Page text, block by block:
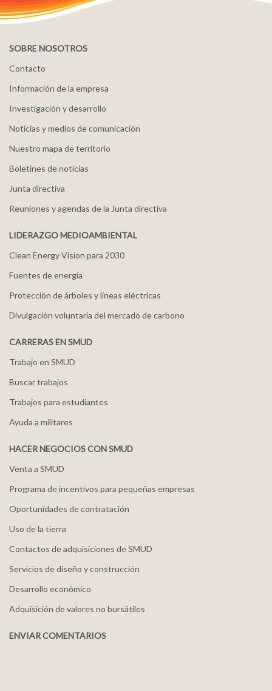
SOBRE NOSOTROS
Contacto
Información de la empresa
Investigación y desarrollo
Noticias y medios de comunicación
Nuestro mapa de territorio
Boletines de noticias
Junta directiva
Reuniones y agendas de la Junta directiva
LIDERAZGO MEDIOAMBIENTAL
Clean Energy Vision para 2030
Fuentes de energía
Protección de árboles y líneas eléctricas
Divulgación voluntaria del mercado de carbono
CARRERAS EN SMUD
Trabajo en SMUD
Buscar trabajos
Trabajos para estudiantes
Ayuda a militares
HACER NEGOCIOS CON SMUD
Venta a SMUD
Programa de incentivos para pequeñas empresas
Oportunidades de contratación
Uso de la tierra
Contactos de adquisiciones de SMUD
Servicios de diseño y construcción
Desarrollo económico
Adquisición de valores no bursátiles
ENVIAR COMENTARIOS